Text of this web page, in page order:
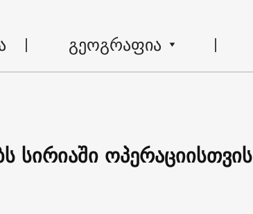
გეოგრაფია
სირიაში ოპერაციისთვის